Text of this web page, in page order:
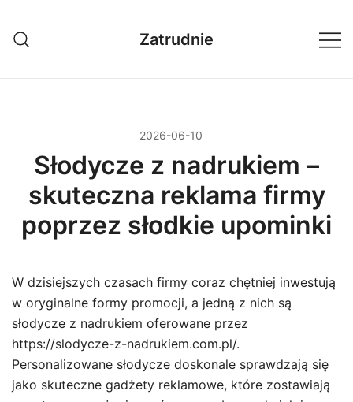
treści
Zatrudnie
2026-06-10
Słodycze z nadrukiem –
skuteczna reklama firmy
poprzez słodkie upominki
W dzisiejszych czasach firmy coraz chętniej inwestują
w oryginalne formy promocji, a jedną z nich są
słodycze z nadrukiem oferowane przez
https://slodycze-z-nadrukiem.com.pl/.
Personalizowane słodycze doskonale sprawdzają się
jako skuteczne gadżety reklamowe, które zostawiają